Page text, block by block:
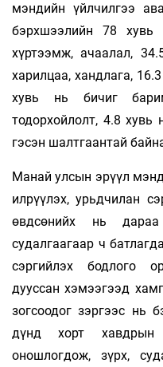
мэндийн үйлчилгээ
бэрхшээлийн 78 хувь
хүртээмж, ачаалал,
харилцаа, хандлага,
хувь нь бичиг
тодорхойлолт, 4.8 хувь
гэсэн шалтгаантай
Манай улсын эрүүл
илрүүлэх, урьдчилан
өвдсөнийх нь
судалгаагаар ч
сэргийлэх бодлого
дууссан хэмээгээд
зогсоодог зэргээс нь
дүнд хорт
оношлогдож, зүрх,